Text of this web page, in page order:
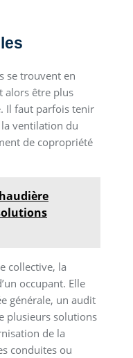
se trouvent en
alors être plus
Il faut parfois tenir
ventilation du
de copropriété
collective, la
occupant. Elle
générale, un audit
plusieurs solutions
de la
conduites ou